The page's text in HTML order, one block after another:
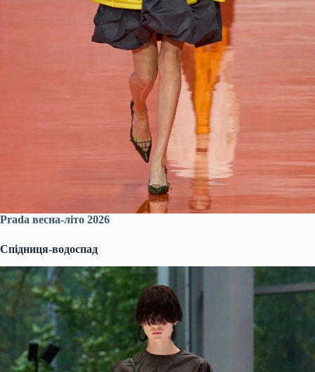
Prada весна-літо 2026
Спідниця-водоспад